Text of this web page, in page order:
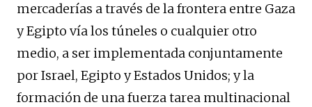
mercaderías a través de la frontera entre Gaza
y Egipto vía los túneles o cualquier otro
medio, a ser implementada conjuntamente
por Israel, Egipto y Estados Unidos; y la
formación de una fuerza tarea multinacional